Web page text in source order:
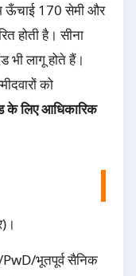
ऊँचाई 170 सेमी और
होती है। सीना
भी लागू होते हैं।
को
के लिए आधिकारिक
PwD/भूतपूर्व सैनिक